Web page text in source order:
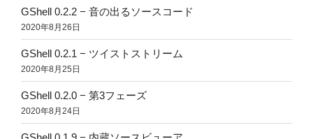
GShell 0.2.2 − 音の出るソースコード
2020年8月26日
GShell 0.2.1 − ツイストストリーム
2020年8月25日
GShell 0.2.0 − 第3フェーズ
2020年8月24日